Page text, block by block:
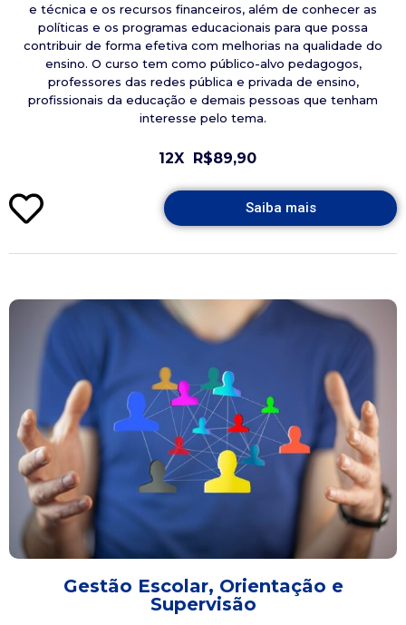
e técnica e os recursos financeiros, além de conhecer as
políticas e os programas educacionais para que possa
contribuir de forma efetiva com melhorias na qualidade do
ensino. O curso tem como público-alvo pedagogos,
professores das redes pública e privada de ensino,
profissionais da educação e demais pessoas que tenham
interesse pelo tema.
12X R$89,90
Saiba mais
Gestão Escolar, Orientação e
Supervisão